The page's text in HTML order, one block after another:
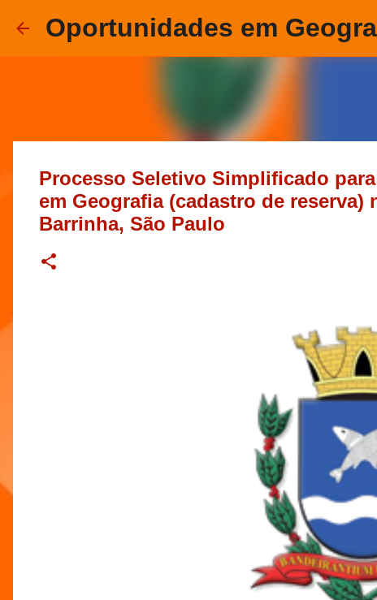
Oportunidades em
Processo Seletivo Simplificado
em Geografia (cadastro de
Barrinha, São Paulo